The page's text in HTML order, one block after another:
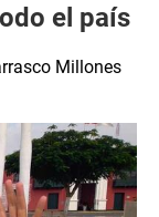
el país
Millones